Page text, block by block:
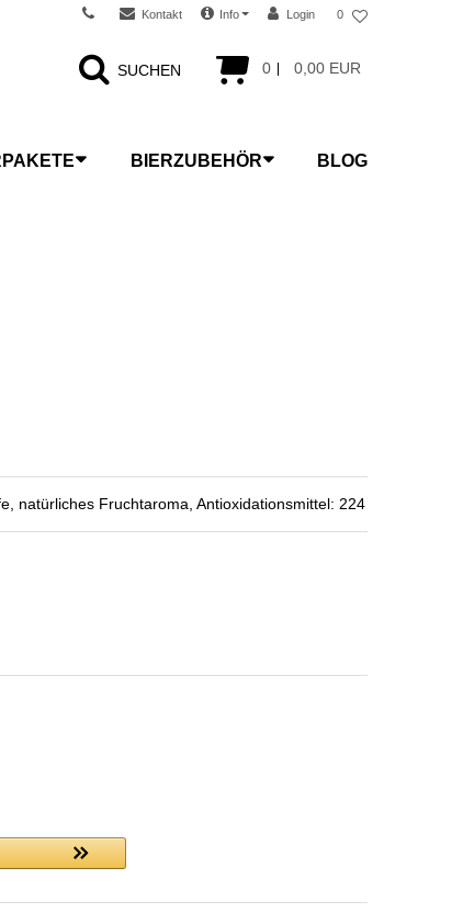
Kontakt Info Login 0
0 0,00 EUR
SUCHEN
BIERZUBEHÖR BLOG
natürliches Fruchtaroma, Antioxidationsmittel: 224